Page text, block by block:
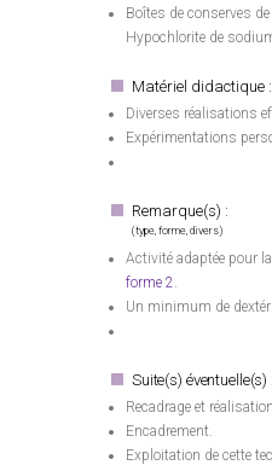
Boîtes de conserves
Hypochlorite de
Matériel didactique :
Diverses réalisations
Expérimentations
Remarque(s) :
(type, forme, divers)
Activité adaptée pour la
forme 2.
Un minimum de
Suite(s) éventuelle(s) :
Recadrage et
Encadrement.
Exploitation de cette